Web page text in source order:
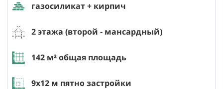
газосиликат + кирпич
2 этажа (второй - мансардный)
142 м² общая площадь
9х12 м пятно застройки